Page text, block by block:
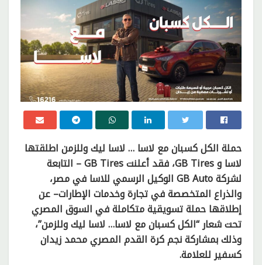
حملة الكل كسبان مع لاسا … لاسا ليك وللزمن اطلقتها
لاسا و GB Tires، فقد أعلنت GB Tires – التابعة
لشركة GB Auto الوكيل الرسمي للاسا في مصر،
والذراع المتخصصة في تجارة وخدمات الإطارات– عن
إطلاقها حملة تسويقية متكاملة في السوق المصري
تحت شعار “الكل كسبان مع لاسا… لاسا ليك وللزمن”،
وذلك بمشاركة نجم كرة القدم المصري محمد زيدان
كسفير للعلامة.